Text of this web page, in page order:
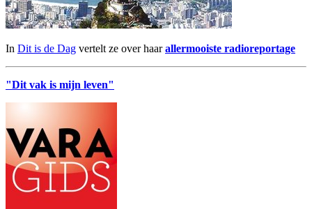
In Dit is de Dag vertelt ze over haarallermooiste radioreportage
"Dit vak is mijn leven"